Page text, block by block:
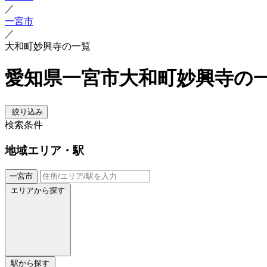
／
一宮市
／
大和町妙興寺の一覧
愛知県一宮市大和町妙興寺の
絞り込み
検索条件
地域エリア・駅
一宮市
エリアから探す
駅から探す